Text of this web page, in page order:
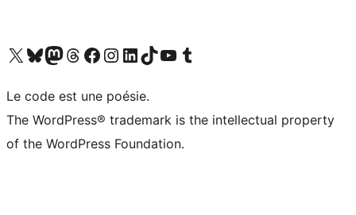
Visit our X (formerly Twitter) account
Visitez notre compte Bluesky
Visit our Mastodon account
Visitez notre compte Threads
Visit our Facebook page
Visit our Instagram account
Visit our LinkedIn account
Visitez notre compte TikTok
Visit our YouTube channel
Visitez notre compte Tumblr
Le code est une poésie.
The WordPress® trademark is the intellectual property
of the WordPress Foundation.